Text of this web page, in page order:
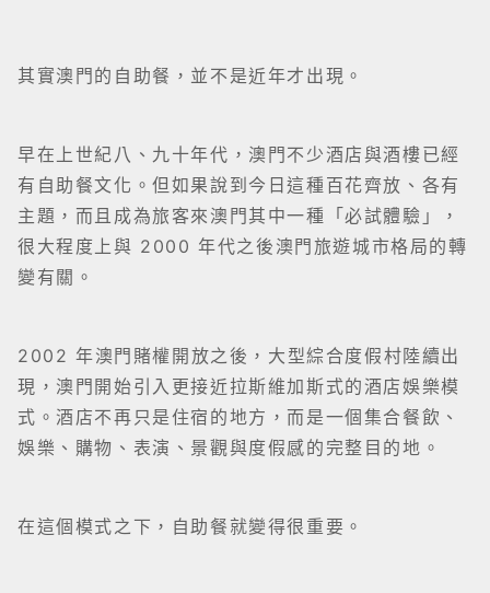
其實澳門的自助餐，並不是近年才出現。
早在上世紀八、九十年代，澳門不少酒店與酒樓已經
有自助餐文化。但如果說到今日這種百花齊放、各有
主題，而且成為旅客來澳門其中一種「必試體驗」，
很大程度上與 2000 年代之後澳門旅遊城市格局的轉
變有關。
2002 年澳門賭權開放之後，大型綜合度假村陸續出
現，澳門開始引入更接近拉斯維加斯式的酒店娛樂模
式。酒店不再只是住宿的地方，而是一個集合餐飲、
娛樂、購物、表演、景觀與度假感的完整目的地。
在這個模式之下，自助餐就變得很重要。